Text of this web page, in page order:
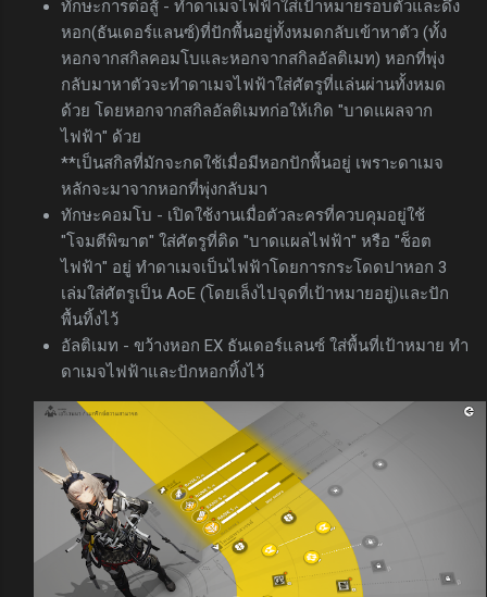
ทักษะการต่อสู้ - ทำดาเมจไฟฟ้าใส่เป้าหมายรอบตัวและดึง
หอก(ธันเดอร์แลนซ์)ที่ปักพื้นอยู่ทั้งหมดกลับเข้าหาตัว (ทั้ง
หอกจากสกิลคอมโบและหอกจากสกิลอัลติเมท) หอกที่พุ่ง
กลับมาหาตัวจะทำดาเมจไฟฟ้าใส่ศัตรูที่แล่นผ่านทั้งหมด
ด้วย โดยหอกจากสกิลอัลติเมทก่อให้เกิด "บาดแผลจาก
ไฟฟ้า" ด้วย
**เป็นสกิลที่มักจะกดใช้เมื่อมีหอกปักพื้นอยู่ เพราะดาเมจ
หลักจะมาจากหอกที่พุ่งกลับมา
ทักษะคอมโบ - เปิดใช้งานเมื่อตัวละครที่ควบคุมอยู่ใช้
"โจมตีพิฆาต" ใส่ศัตรูที่ติด "บาดแผลไฟฟ้า" หรือ "ช็อต
ไฟฟ้า" อยู่ ทำดาเมจเป็นไฟฟ้าโดยการกระโดดปาหอก 3
เล่มใส่ศัตรูเป็น AoE (โดยเล็งไปจุดที่เป้าหมายอยู่)และปัก
พื้นทิ้งไว้
อัลติเมท - ขว้างหอก EX ธันเดอร์แลนซ์ ใส่พื้นที่เป้าหมาย ทำ
ดาเมจไฟฟ้าและปักหอกทิ้งไว้